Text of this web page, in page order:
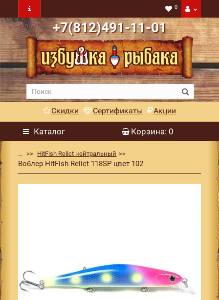
0
+7(812)491-11-01
Скидки Сертификаты Акции
Каталог Корзина: 0
... HitFish Relict нейтральный
Воблер HitFish Relict 118SP цвет 102